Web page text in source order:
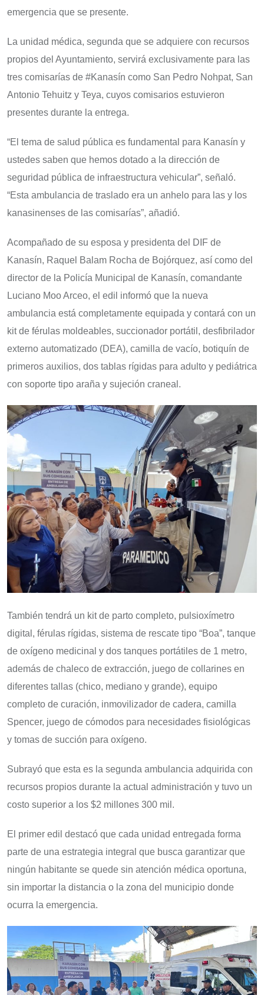
emergencia que se presente.
La unidad médica, segunda que se adquiere con recursos
propios del Ayuntamiento, servirá exclusivamente para las
tres comisarías de #Kanasín como San Pedro Nohpat, San
Antonio Tehuitz y Teya, cuyos comisarios estuvieron
presentes durante la entrega.
“El tema de salud pública es fundamental para Kanasín y
ustedes saben que hemos dotado a la dirección de
seguridad pública de infraestructura vehicular”, señaló.
“Esta ambulancia de traslado era un anhelo para las y los
kanasinenses de las comisarías”, añadió.
Acompañado de su esposa y presidenta del DIF de
Kanasín, Raquel Balam Rocha de Bojórquez, así como del
director de la Policía Municipal de Kanasín, comandante
Luciano Moo Arceo, el edil informó que la nueva
ambulancia está completamente equipada y contará con un
kit de férulas moldeables, succionador portátil, desfibrilador
externo automatizado (DEA), camilla de vacío, botiquín de
primeros auxilios, dos tablas rígidas para adulto y pediátrica
con soporte tipo araña y sujeción craneal.
También tendrá un kit de parto completo, pulsioxímetro
digital, férulas rígidas, sistema de rescate tipo “Boa”, tanque
de oxígeno medicinal y dos tanques portátiles de 1 metro,
además de chaleco de extracción, juego de collarines en
diferentes tallas (chico, mediano y grande), equipo
completo de curación, inmovilizador de cadera, camilla
Spencer, juego de cómodos para necesidades fisiológicas
y tomas de succión para oxígeno.
Subrayó que esta es la segunda ambulancia adquirida con
recursos propios durante la actual administración y tuvo un
costo superior a los $2 millones 300 mil.
El primer edil destacó que cada unidad entregada forma
parte de una estrategia integral que busca garantizar que
ningún habitante se quede sin atención médica oportuna,
sin importar la distancia o la zona del municipio donde
ocurra la emergencia.